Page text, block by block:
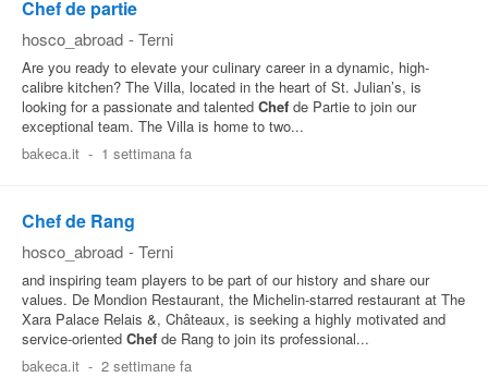
Chef de partie
hosco_abroad - Terni
Are you ready to elevate your culinary career in a dynamic, high-
calibre kitchen? The Villa, located in the heart of St. Julian’s, is
looking for a passionate and talented Chef de Partie to join our
exceptional team. The Villa is home to two...
bakeca.it - 1 settimana fa
Chef de Rang
hosco_abroad - Terni
and inspiring team players to be part of our history and share our
values. De Mondion Restaurant, the Michelin-starred restaurant at The
Xara Palace Relais &, Châteaux, is seeking a highly motivated and
service-oriented Chef de Rang to join its professional...
bakeca.it - 2 settimane fa